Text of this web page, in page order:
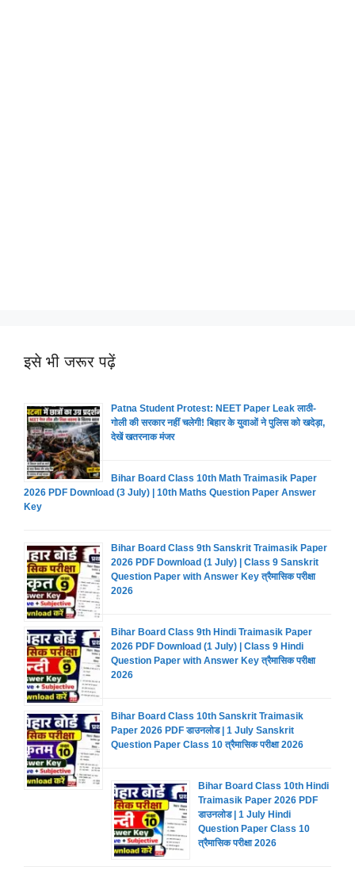
इसे भी जरूर पढ़ें
Patna Student Protest: NEET Paper Leak लाठी-
गोली की सरकार नहीं चलेगी! बिहार के युवाओं ने पुलिस को खदेड़ा,
देखें खतरनाक मंजर
Bihar Board Class 10th Math Traimasik Paper
2026 PDF Download (3 July) | 10th Maths Question Paper Answer
Key
Bihar Board Class 9th Sanskrit Traimasik Paper
2026 PDF Download (1 July) | Class 9 Sanskrit
Question Paper with Answer Key त्रैमासिक परीक्षा
2026
Bihar Board Class 9th Hindi Traimasik Paper
2026 PDF Download (1 July) | Class 9 Hindi
Question Paper with Answer Key त्रैमासिक परीक्षा
2026
Bihar Board Class 10th Sanskrit Traimasik
Paper 2026 PDF डाउनलोड | 1 July Sanskrit
Question Paper Class 10 त्रैमासिक परीक्षा 2026
Bihar Board Class 10th Hindi
Traimasik Paper 2026 PDF
डाउनलोड | 1 July Hindi
Question Paper Class 10
त्रैमासिक परीक्षा 2026